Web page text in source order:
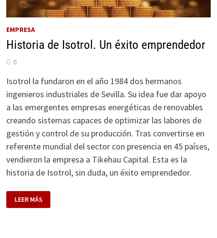
EMPRESA
Historia de Isotrol. Un éxito emprendedor
0
Isotrol la fundaron en el año 1984 dos hermanos
ingenieros industriales de Sevilla. Su idea fue dar apoyo
a las emergentes empresas energéticas de renovables
creando sistemas capaces de optimizar las labores de
gestión y control de su producción. Tras convertirse en
referente mundial del sector con presencia en 45 países,
vendieron la empresa a Tikehau Capital. Esta es la
historia de Isotrol, sin duda, un éxito emprendedor.
HISTORIA
DE
ISOTROL.
LEER MÁS